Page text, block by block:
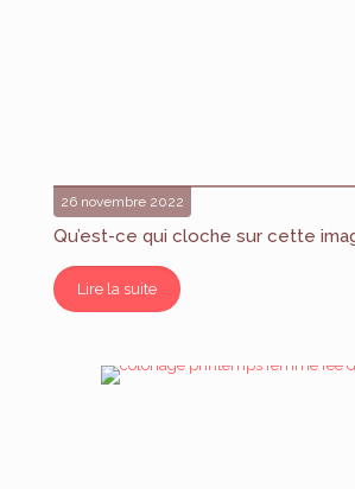
26 novembre 2022
Qu’est-ce qui cloche sur cette
Lire la suite